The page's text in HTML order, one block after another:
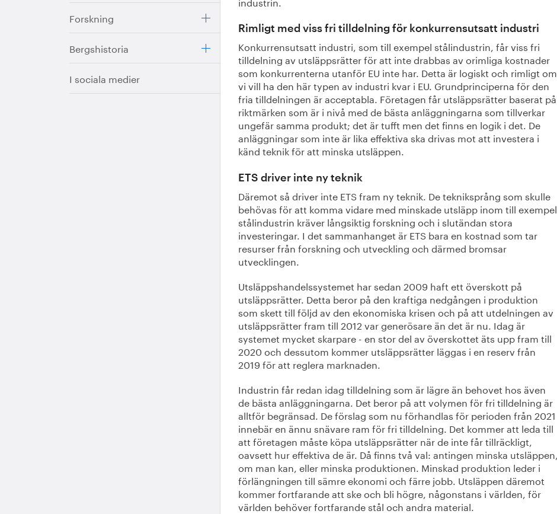
Forskning
Bergshistoria
I sociala medier
Rimligt med viss fri tilldelning för konkurrensutsatt industri
Konkurrensutsatt industri, som till exempel stålindustrin, får viss fri
tilldelning av utsläppsrätter för att inte drabbas av orimliga kostnader
som konkurrenterna utanför EU inte har. Detta är logiskt och rimligt om
vi vill ha den här typen av industri kvar i EU. Grundprinciperna för den
fria tilldelningen är acceptabla. Företagen får utsläppsrätter baserat på
riktmärken som är i nivå med de bästa anläggningarna som tillverkar
ungefär samma produkt; det är tufft men det finns en logik i det. De
anläggningar som inte är lika effektiva ska drivas mot att investera i
känd teknik för att minska utsläppen.
ETS driver inte ny teknik
Däremot så driver inte ETS fram ny teknik. De tekniksprång som skulle
behövas för att komma vidare med minskade utsläpp inom till exempel
stålindustrin kräver långsiktig forskning och i slutändan stora
investeringar. I det sammanhanget är ETS bara en kostnad som tar
resurser från forskning och utveckling och därmed bromsar
utvecklingen.
Utsläppshandelssystemet har sedan 2009 haft ett överskott på
utsläppsrätter. Detta beror på den kraftiga nedgången i produktion
som skett till följd av den ekonomiska krisen och på att utdelningen av
utsläppsrätter fram till 2012 var generösare än det är nu. Idag är
systemet mycket skarpare - en stor del av överskottet äts upp fram till
2020 och dessutom kommer utsläppsrätter läggas i en reserv från
2019 för att reglera marknaden.
Industrin får redan idag tilldelning som är lägre än behovet hos även
de bästa anläggningarna. Det beror på att volymen för fri tilldelning är
alltför begränsad. De förslag som nu förhandlas för perioden från 2021
innebär en ännu snävare ram för fri tilldelning. Det kommer att leda till
att företagen måste köpa utsläppsrätter när de inte får tillräckligt,
oavsett hur effektiva de är. Då finns två val: antingen minska utsläppen,
om man kan, eller minska produktionen. Minskad produktion leder i
förlängningen till sämre ekonomi och färre jobb. Utsläppen däremot
kommer fortfarande att ske och bli högre, någonstans i världen, för
världen behöver fortfarande stål och andra material.